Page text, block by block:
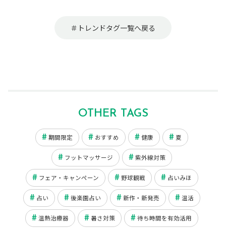
＃トレンドタグ一覧へ戻る
OTHER TAGS
期間限定 おすすめ 健康 夏
フットマッサージ 紫外線対策
フェア・キャンペーン 野球観戦 占いみほ
占い 後楽園占い 新作・新発売 温活
温熱治療器 暑さ対策 待ち時間を有効活用